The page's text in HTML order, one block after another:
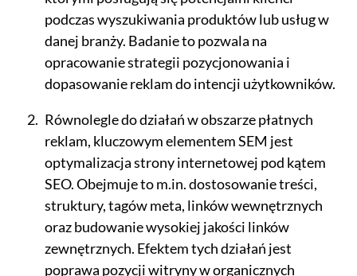
podczas wyszukiwania produktów lub usług w
danej branży. Badanie to pozwala na
opracowanie strategii pozycjonowania i
dopasowanie reklam do intencji użytkowników.
Równolegle do działań w obszarze płatnych
reklam, kluczowym elementem SEM jest
optymalizacja strony internetowej pod kątem
SEO. Obejmuje to m.in. dostosowanie treści,
struktury, tagów meta, linków wewnętrznych
oraz budowanie wysokiej jakości linków
zewnętrznych. Efektem tych działań jest
poprawa pozycji witryny w organicznych